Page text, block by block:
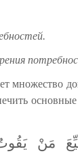
множество
مَنْ